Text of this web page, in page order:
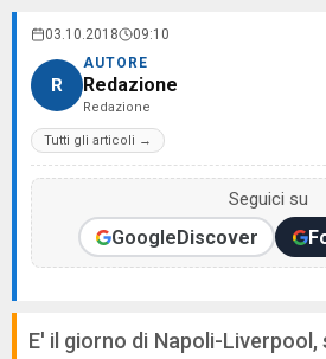
03.10.2018 09:10
R
AUTORE
Redazione
Redazione
Tutti gli articoli →
Seguici su
GoogleDiscover
E' il giorno di Napoli-Liverpool,